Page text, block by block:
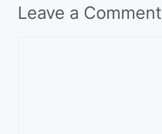
Leave a Comment